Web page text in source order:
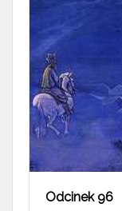
Odcinek 96